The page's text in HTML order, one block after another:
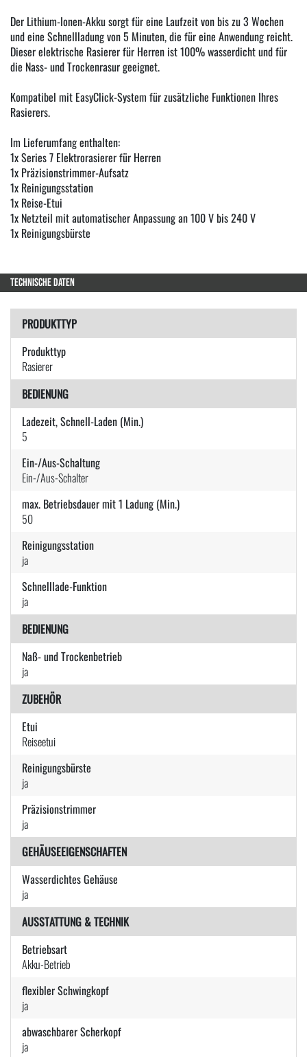
Der Lithium-Ionen-Akku sorgt für eine Laufzeit von bis zu 3 Wochen
und eine Schnellladung von 5 Minuten, die für eine Anwendung reicht.
Dieser elektrische Rasierer für Herren ist 100% wasserdicht und für
die Nass- und Trockenrasur geeignet.
Kompatibel mit EasyClick-System für zusätzliche Funktionen Ihres
Rasierers.
Im Lieferumfang enthalten:
1x Series 7 Elektrorasierer für Herren
1x Präzisionstrimmer-Aufsatz
1x Reinigungsstation
1x Reise-Etui
1x Netzteil mit automatischer Anpassung an 100 V bis 240 V
1x Reinigungsbürste
TECHNISCHE DATEN
PRODUKTTYP
Produkttyp
Rasierer
BEDIENUNG
Ladezeit, Schnell-Laden (Min.)
5
Ein-/Aus-Schaltung
Ein-/Aus-Schalter
max. Betriebsdauer mit 1 Ladung (Min.)
50
Reinigungsstation
ja
Schnelllade-Funktion
ja
BEDIENUNG
Naß- und Trockenbetrieb
ja
ZUBEHÖR
Etui
Reiseetui
Reinigungsbürste
ja
Präzisionstrimmer
ja
GEHÄUSEEIGENSCHAFTEN
Wasserdichtes Gehäuse
ja
AUSSTATTUNG & TECHNIK
Betriebsart
Akku-Betrieb
flexibler Schwingkopf
ja
abwaschbarer Scherkopf
ja